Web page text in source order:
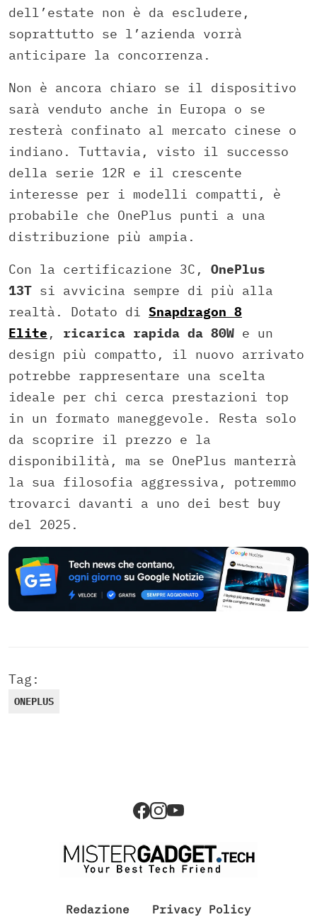
dell’estate non è da escludere,
soprattutto se l’azienda vorrà
anticipare la concorrenza.
Non è ancora chiaro se il dispositivo
sarà venduto anche in Europa o se
resterà confinato al mercato cinese o
indiano. Tuttavia, visto il successo
della serie 12R e il crescente
interesse per i modelli compatti, è
probabile che OnePlus punti a una
distribuzione più ampia.
Con la certificazione 3C, OnePlus
13T si avvicina sempre di più alla
realtà. Dotato di Snapdragon 8
Elite , ricarica rapida da 80W e un
design più compatto, il nuovo arrivato
potrebbe rappresentare una scelta
ideale per chi cerca prestazioni top
in un formato maneggevole. Resta solo
da scoprire il prezzo e la
disponibilità, ma se OnePlus manterrà
la sua filosofia aggressiva, potremmo
trovarci davanti a uno dei best buy
del 2025.
Tag:
ONEPLUS
Redazione Privacy Policy